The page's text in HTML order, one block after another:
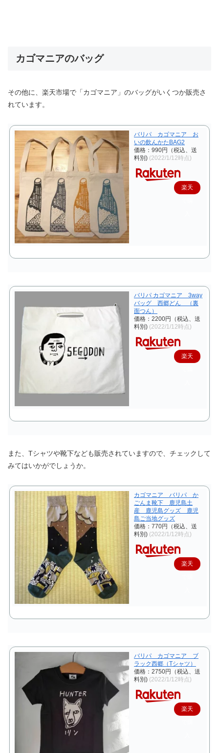
カゴマニアのバッグ
その他に、楽天市場で「カゴマニア」のバッグがいくつか販売さ
れています。
バリパ カゴマニア お
いの飲んかたBAG2
価格：990円（税込、送
料別) (2022/1/12時点)
楽天
バリパ カゴマニア 3way
バッグ 西郷どん （裏
面つん）
価格：2200円（税込、送
料別) (2022/1/12時点)
楽天
また、Tシャツや靴下なども販売されていますので、チェックして
みてはいかがでしょうか。
カゴマニア バリパ か
ごんま靴下 鹿児島土
産 鹿児島グッズ 鹿児
島ご当地グッズ
価格：770円（税込、送
料別) (2022/1/12時点)
楽天
バリパ カゴマニア ブ
ラック西郷（Tシャツ）
価格：2750円（税込、送
料別) (2022/1/12時点)
楽天